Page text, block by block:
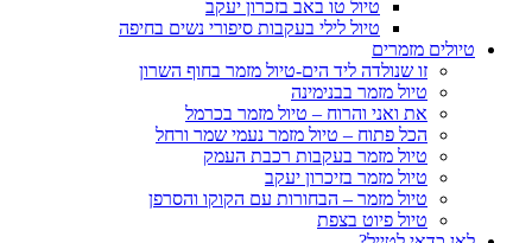
טיול טו באב בזכרון יעקב
טיול לילי בעקבות סיפורי נשים בחיפה
טיולים מזמרים
זו שנולדה ליד הים-טיול מזמר בחוף השרון
טיול מזמר בבנימינה
את ואני והרוח – טיול מזמר בכרמל
הכל פתוח – טיול מזמר נעמי שמר ורחל
טיול מזמר בעקבות רכבת העמק
טיול מזמר בזיכרון יעקב
טיול מזמר – הבחורות עם הקוקו והסרפן
טיול פיוט בצפת